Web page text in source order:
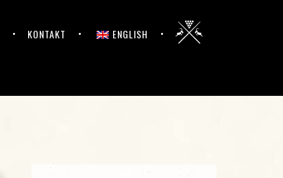
KONTAKT ENGLISH